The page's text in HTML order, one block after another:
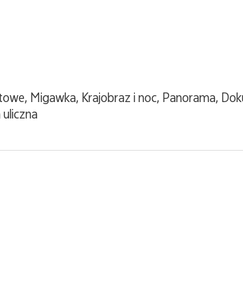
Migawka, Krajobraz i noc, Panorama,